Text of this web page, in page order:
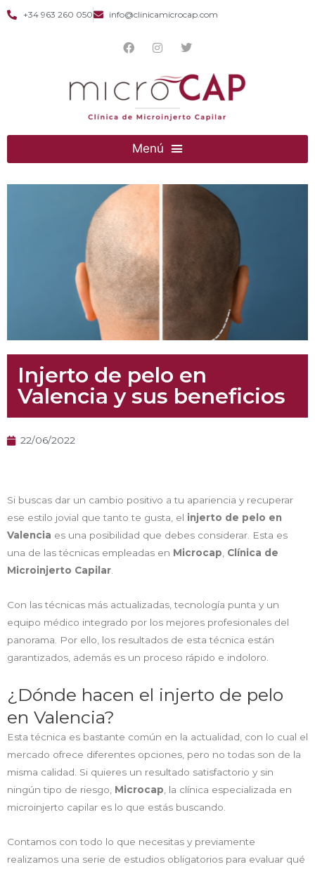
+34 963 260 050 info@clinicamicrocap.com
Injerto de pelo en
Valencia y sus beneficios
22/06/2022
Si buscas dar un cambio positivo a tu apariencia y recuperar
ese estilo jovial que tanto te gusta, el injerto de pelo en
Valencia es una posibilidad que debes considerar. Esta es
una de las técnicas empleadas en Microcap, Clínica de
Microinjerto Capilar.
Con las técnicas más actualizadas, tecnología punta y un
equipo médico integrado por los mejores profesionales del
panorama. Por ello, los resultados de esta técnica están
garantizados, además es un proceso rápido e indoloro.
¿Dónde hacen el injerto de pelo
en Valencia?
Esta técnica es bastante común en la actualidad, con lo cual el
mercado ofrece diferentes opciones, pero no todas son de la
misma calidad. Si quieres un resultado satisfactorio y sin
ningún tipo de riesgo, Microcap, la clínica especializada en
microinjerto capilar es lo que estás buscando.
Contamos con todo lo que necesitas y previamente
realizamos una serie de estudios obligatorios para evaluar qué